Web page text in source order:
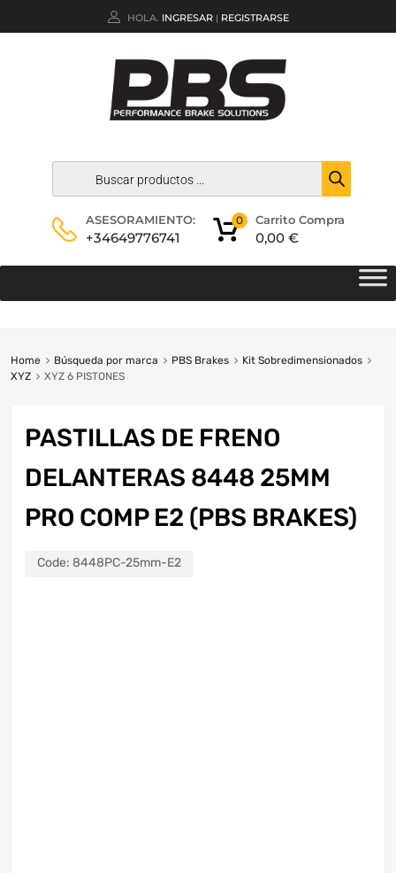
HOLA. INGRESAR | REGISTRARSE
ASESORAMIENTO:
+34649776741
Carrito Compra
0,00 €
0
Home Búsqueda por marca PBS Brakes
Kit Sobredimensionados
XYZ
XYZ 6 PISTONES
PASTILLAS DE FRENO
DELANTERAS 8448 25MM
PRO COMP E2 (PBS BRAKES)
Code: 8448PC-25mm-E2